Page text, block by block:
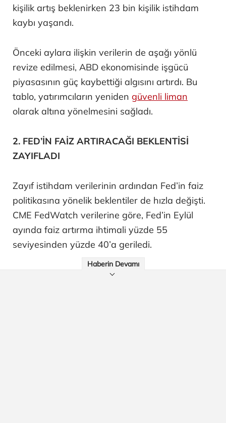
kişilik artış beklenirken 23 bin kişilik istihdam
kaybı yaşandı.
Önceki aylara ilişkin verilerin de aşağı yönlü
revize edilmesi, ABD ekonomisinde işgücü
piyasasının güç kaybettiği algısını artırdı. Bu
tablo, yatırımcıların yeniden güvenli liman
olarak altına yönelmesini sağladı.
2. FED’İN FAİZ ARTIRACAĞI BEKLENTİSİ
ZAYIFLADI
Zayıf istihdam verilerinin ardından Fed’in faiz
politikasına yönelik beklentiler de hızla değişti.
CME FedWatch verilerine göre, Fed’in Eylül
ayında faiz artırma ihtimali yüzde 55
seviyesinden yüzde 40’a geriledi.
Haberin Devamı